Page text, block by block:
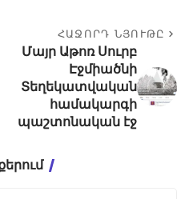
ՀԱՋՈՐԴ ՆՅՈՒԹԸ
Մայր Աթոռ Սուրբ
Էջմիածնի
Տեղեկատվական
համակարգի
պաշտոնական էջ